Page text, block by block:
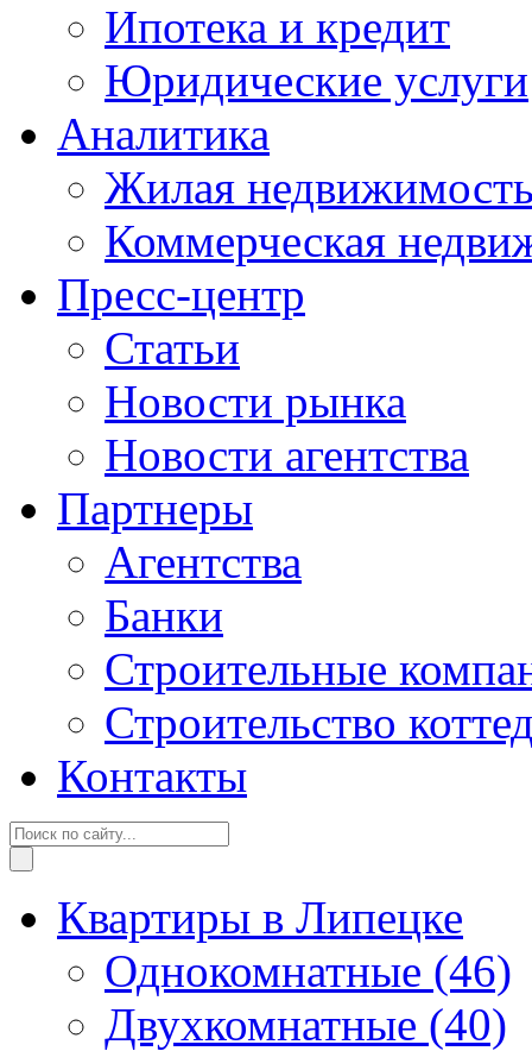
Ипотека и кредит
Юридические услуги
Аналитика
Жилая
Коммерческая
Пресс-центр
Статьи
Новости рынка
Новости агентства
Партнеры
Агентства
Банки
Строительные
Строительство
Контакты
Квартиры в Липецке
Однокомнатные (46)
Двухкомнатные (40)